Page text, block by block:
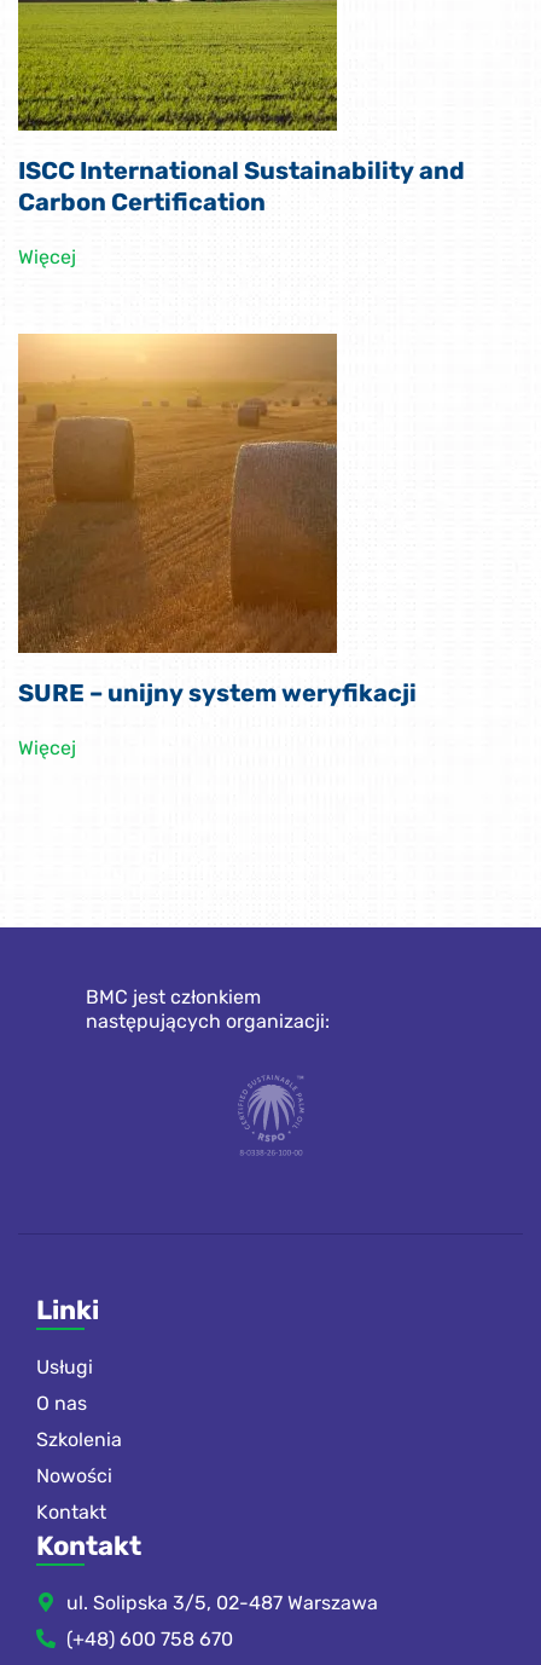
ISCC International Sustainability and
Carbon Certification
Więcej
SURE – unijny system weryfikacji
Więcej
BMC jest członkiem
następujących organizacji:
Linki
Usługi
O nas
Szkolenia
Nowości
Kontakt
Kontakt
ul. Solipska 3/5, 02-487 Warszawa
(+48) 600 758 670